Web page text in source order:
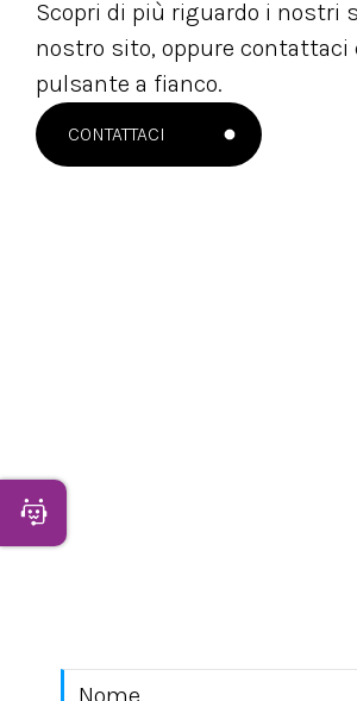
Scopri di più riguardo i nostri
nostro sito, oppure contattaci
pulsante a fianco.
CONTATTACI
NEWSLETTER